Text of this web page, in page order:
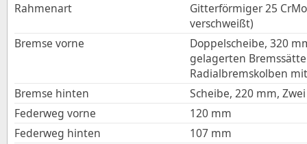
Rahmenart
Gitterförmiger 25
verschweißt)
Bremse vorne
Doppelscheibe, 320
gelagerten
Radialbremskolben
Bremse hinten
Scheibe, 220 mm,
Federweg vorne
120 mm
Federweg hinten
107 mm